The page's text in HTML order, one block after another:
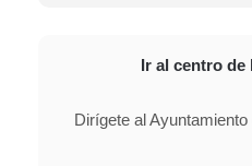
Ir al centro de
Dirígete al